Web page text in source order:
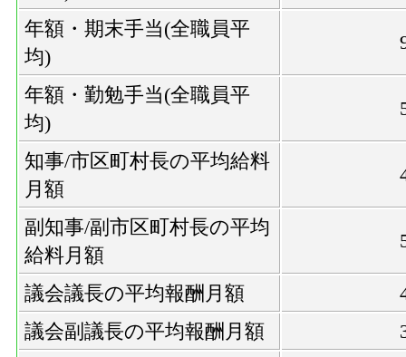
年額・期末手当(全職員平
均)
年額・勤勉手当(全職員平
均)
知事/市区町村長の平均給料
月額
副知事/副市区町村長の平均
給料月額
議会議長の平均報酬月額
議会副議長の平均報酬月額